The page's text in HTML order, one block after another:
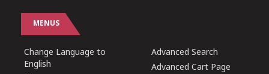
MENUS
Change Language to
English
Advanced Search
Advanced Cart Page